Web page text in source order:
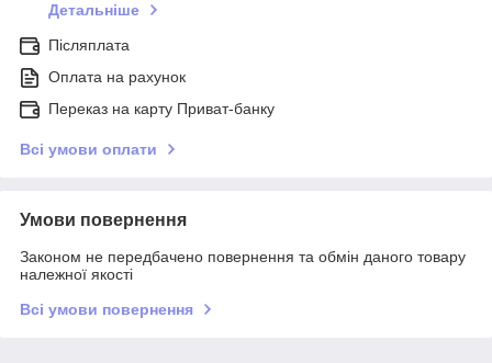
Детальніше
Післяплата
Оплата на рахунок
Переказ на карту Приват-банку
Всі умови оплати
Умови повернення
Законом не передбачено повернення та обмін даного товару
належної якості
Всі умови повернення